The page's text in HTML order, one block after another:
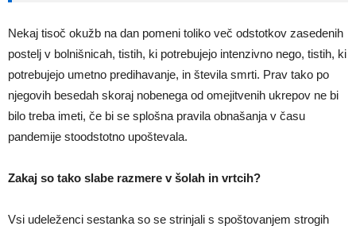
Nekaj tisoč okužb na dan pomeni toliko več odstotkov zasedenih
postelj v bolnišnicah, tistih, ki potrebujejo intenzivno nego, tistih, ki
potrebujejo umetno predihavanje, in števila smrti. Prav tako po
njegovih besedah skoraj nobenega od omejitvenih ukrepov ne bi
bilo treba imeti, če bi se splošna pravila obnašanja v času
pandemije stoodstotno upoštevala.
Zakaj so tako slabe razmere v šolah in vrtcih?
Vsi udeleženci sestanka so se strinjali s spoštovanjem strogih